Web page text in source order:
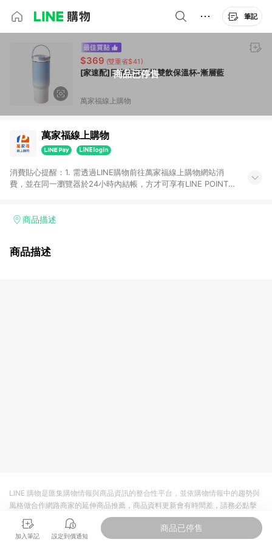
筆記
商品已停售
$369 (雙重省$41)
[家速配]日光生活手提雙飲保溫杯-漸層藍
萬家福線上購物
萬家福線上購物
消費貼心提醒：1. 需透過LINE購物前往萬家福線上購物網站消
費，並在同一瀏覽器於24小時內結帳，方才可享有LINE POINTS
4. 不具回饋資格種類商品：電子禮券。 5. 回饋點數計算將排除訂
錄，相關問題請於保留時間內聯絡客服中心，並由康達盛通生活
商品描述
商品描述
加入筆記 設定到價通知
商品已停售
LINE 購物是匯集購物情報與商品資訊的整合性平台，並依購物情報中的趨勢與
風格做合作網路商家的延伸商品推薦，商品資料更新會有時間差，請務必點擊
商品至各合作網路商家，確認現售價與購物條件，一切資訊以合作廠商網頁為
準。